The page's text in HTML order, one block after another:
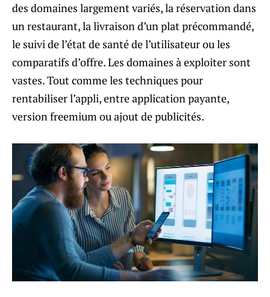
des domaines largement variés, la réservation dans
un restaurant, la livraison d’un plat précommandé,
le suivi de l’état de santé de l’utilisateur ou les
comparatifs d’offre. Les domaines à exploiter sont
vastes. Tout comme les techniques pour
rentabiliser l’appli, entre application payante,
version freemium ou ajout de publicités.